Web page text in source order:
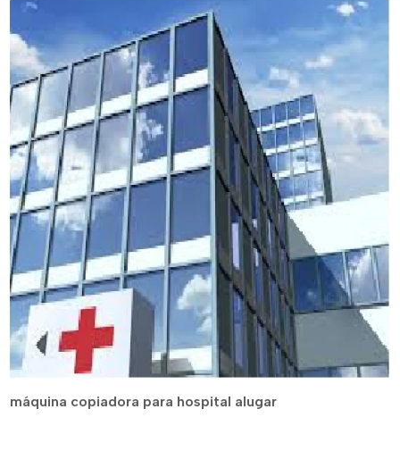
máquina copiadora para hospital alugar